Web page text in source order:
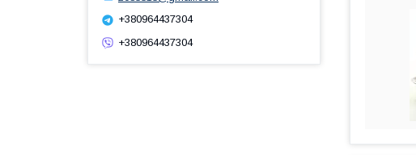
+380964437304
+380964437304